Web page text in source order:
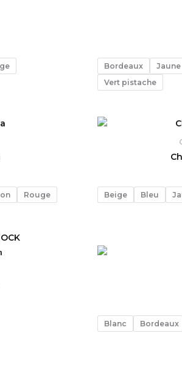
Bordeaux Jaune
Vert pistache
Rouge
Beige Bleu
Blanc Bordeaux